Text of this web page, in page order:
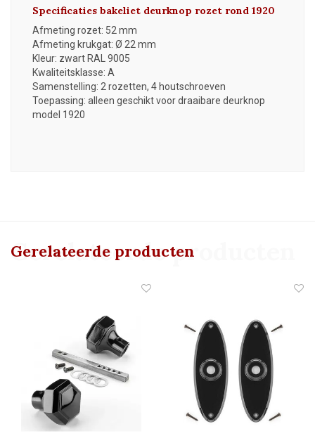
Specificaties bakeliet deurknop rozet rond 1920
Afmeting rozet: 52 mm
Afmeting krukgat: Ø 22 mm
Kleur: zwart RAL 9005
Kwaliteitsklasse: A
Samenstelling: 2 rozetten, 4 houtschroeven
Toepassing: alleen geschikt voor draaibare deurknop
model 1920
Gerelateerde producten
Gerelateerde producten